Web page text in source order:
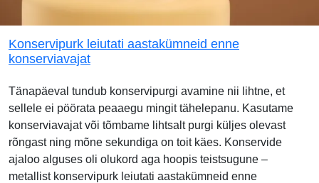
Konservipurk leiutati aastakümneid enne
konserviavajat
Tänapäeval tundub konservipurgi avamine nii lihtne, et
sellele ei pöörata peaaegu mingit tähelepanu. Kasutame
konserviavajat või tõmbame lihtsalt purgi küljes olevast
rõngast ning mõne sekundiga on toit käes. Konservide
ajaloo alguses oli olukord aga hoopis teistsugune –
metallist konservipurk leiutati aastakümneid enne